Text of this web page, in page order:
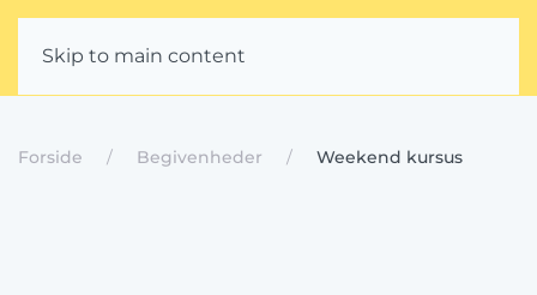
Skip to main content
Forside Begivenheder Weekend kursus